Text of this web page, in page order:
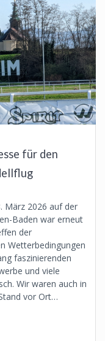
für den
März 2026 auf der
Baden war erneut
der
Wetterbedingungen
faszinierenden
und viele
Wir waren auch in
vor Ort…